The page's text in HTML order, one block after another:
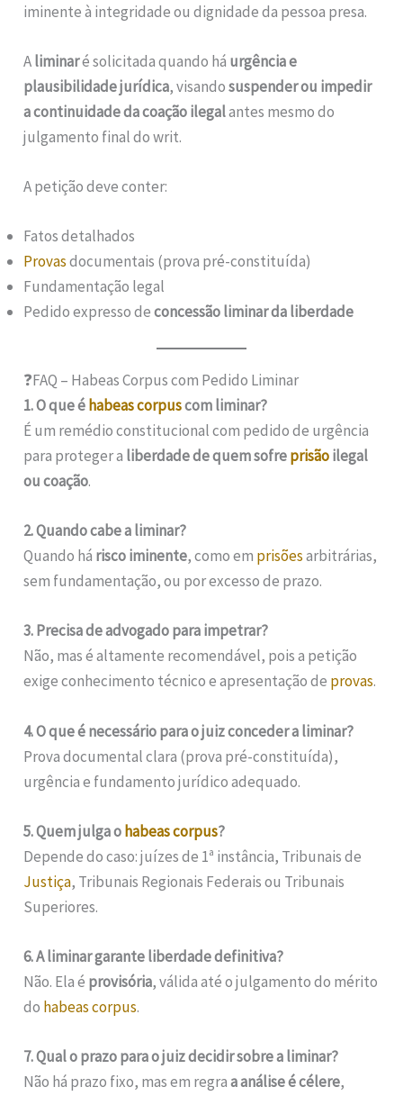
iminente à integridade ou dignidade da pessoa presa.
Aliminaré solicitada quando há urgência e
plausibilidade jurídica, visandosuspender ou impedir
a continuidade da coação ilegalantes mesmo do
julgamento final do writ.
A petição deve conter:
Fatos detalhados
Provasdocumentais (prova pré-constituída)
Fundamentação legal
Pedido expresso deconcessão liminar da liberdade
❓FAQ – Habeas Corpus com Pedido Liminar
1. O que éhabeas corpuscom liminar?
É um remédio constitucional com pedido de urgência
para proteger a liberdade de quem sofreprisãoilegal
ou coação.
2. Quando cabe a liminar?
Quando há risco iminente, como em prisõesarbitrárias,
sem fundamentação, ou por excesso de prazo.
3. Precisa de advogado para impetrar?
Não, mas é altamente recomendável, pois a petição
exige conhecimento técnico e apresentação de provas.
4. O que é necessário para o juiz conceder a liminar?
Prova documental clara (prova pré-constituída),
urgência e fundamento jurídico adequado.
5. Quem julga ohabeas corpus?
Depende do caso: juízes de 1ª instância, Tribunais de
Justiça, Tribunais Regionais Federais ou Tribunais
Superiores.
6. A liminar garante liberdade definitiva?
Não. Ela é provisória, válida até o julgamento do mérito
do habeas corpus.
7. Qual o prazo para o juiz decidir sobre a liminar?
Não há prazo fixo, mas em regraa análise é célere,